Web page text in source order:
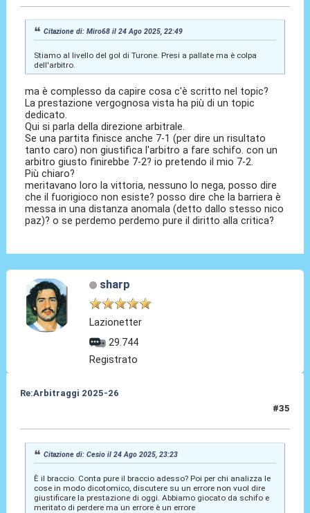
Citazione di: Miro68 il 24 Ago 2025, 22:49
Stiamo al livello del gol di Turone. Presi a pallate ma è colpa
dell'arbitro.
ma è complesso da capire cosa c'è scritto nel topic?
La prestazione vergognosa vista ha più di un topic
dedicato.
Qui si parla della direzione arbitrale.
Se una partita finisce anche 7-1 (per dire un risultato
tanto caro) non giustifica l'arbitro a fare schifo. con un
arbitro giusto finirebbe 7-2? io pretendo il mio 7-2.
Più chiaro?
meritavano loro la vittoria, nessuno lo nega, posso dire
che il fuorigioco non esiste? posso dire che la barriera è
messa in una distanza anomala (detto dallo stesso nico
paz)? o se perdemo perdemo pure il diritto alla critica?
sharp
Lazionetter
29.744
Registrato
Re:Arbitraggi 2025-26
#35
Citazione di: Cesio il 24 Ago 2025, 23:23
È il braccio. Conta pure il braccio adesso? Poi per chi analizza le
cose in modo dicotomico, discutere su un errore non vuol dire
giustificare la prestazione di oggi. Abbiamo giocato da schifo e
meritato di perdere ma un errore è un errore